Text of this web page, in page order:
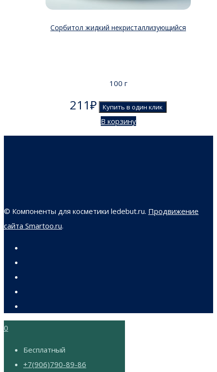
Сорбитол жидкий некристаллизующийся
100 г
211₽ Купить в один клик
В корзину
© Компоненты для косметики ledebut.ru. Продвижение
сайта Smartoo.ru.
0
Бесплатный
+7(906)790-89-86